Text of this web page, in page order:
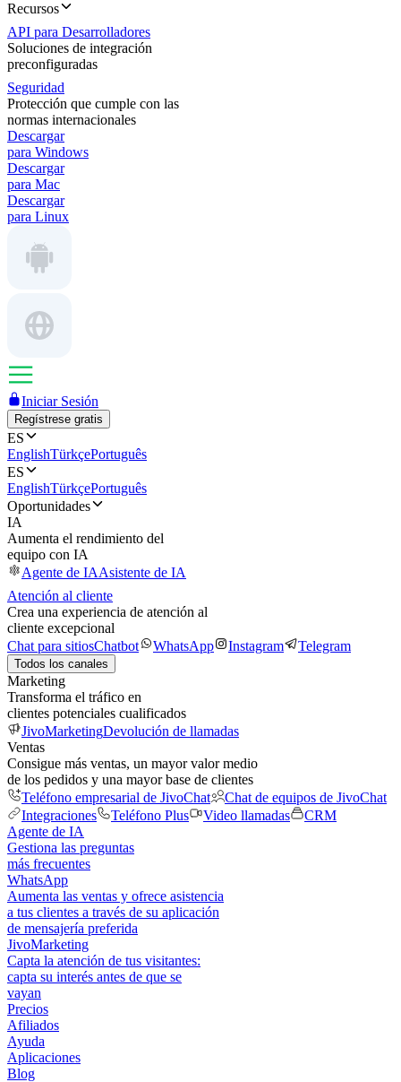
Recursos
API para Desarrolladores
Soluciones de integración
preconfiguradas
Seguridad
Protección que cumple con las
normas internacionales
Descargar
para Windows
Descargar
para Mac
Descargar
para Linux
Iniciar Sesión
Regístrese gratis
ES
EnglishTürkçePortuguês
ES
EnglishTürkçePortuguês
Oportunidades
IA
Aumenta el rendimiento del
equipo con IA
Agente de IAAsistente de IA
Atención al cliente
Crea una experiencia de atención al
cliente excepcional
Chat para sitiosChatbot WhatsApp Instagram Telegram
Todos los canales
Marketing
Transforma el tráfico en
clientes potenciales cualificados
JivoMarketingDevolución de llamadas
Ventas
Consigue más ventas, un mayor valor medio
de los pedidos y una mayor base de clientes
Teléfono empresarial de JivoChat
Chat de equipos de JivoChat
Integraciones
Teléfono Plus Video llamadas
CRM
Agente de IA
Gestiona las preguntas
más frecuentes
WhatsApp
Aumenta las ventas y ofrece asistencia
a tus clientes a través de su aplicación
de mensajería preferida
JivoMarketing
Capta la atención de tus visitantes:
capta su interés antes de que se
vayan
Precios
Afiliados
Ayuda
Aplicaciones
Blog